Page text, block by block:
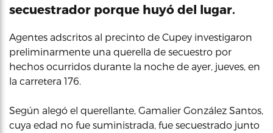
secuestrador porque huyó del lugar.
Agentes adscritos al precinto de Cupey investigaron
preliminarmente una querella de secuestro por
hechos ocurridos durante la noche de ayer, jueves, en
la carretera 176.
Según alegó el querellante, Gamalier González Santos,
cuya edad no fue suministrada, fue secuestrado junto